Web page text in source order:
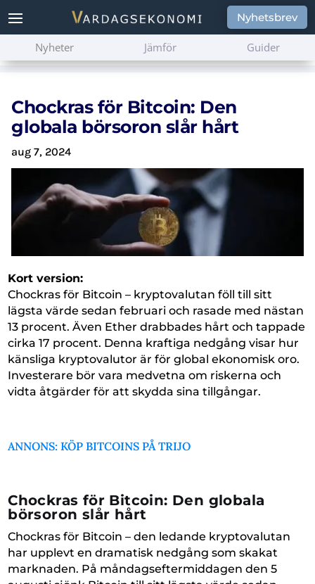
Nyhetsbrev
Nyheter Jämför Guider
Chockras för Bitcoin: Den
globala börsoron slår hårt
aug 7, 2024
Kort version:
Chockras för Bitcoin – kryptovalutan föll till sitt
lägsta värde sedan februari och rasade med nästan
13 procent. Även Ether drabbades hårt och tappade
cirka 17 procent. Denna kraftiga nedgång visar hur
känsliga kryptovalutor är för global ekonomisk oro.
Investerare bör vara medvetna om riskerna och
vidta åtgärder för att skydda sina tillgångar.
ANNONS: KÖP BITCOINS PÅ TRIJO
Chockras för Bitcoin: Den globala
börsoron slår hårt
Chockras för Bitcoin – den ledande kryptovalutan
har upplevt en dramatisk nedgång som skakat
marknaden. På måndagseftermiddagen den 5